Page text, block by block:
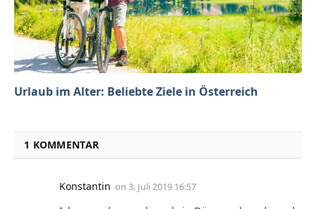
Urlaub im Alter: Beliebte Ziele in Österreich
1 KOMMENTAR
Konstantin on 3. Juli 2019 16:57